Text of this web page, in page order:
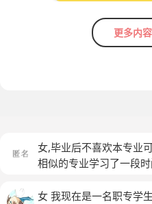
更多内
女,毕业后不喜欢本专业
相似的专业学习了一段
做什么(匿名)
女 我现在是一名职专学